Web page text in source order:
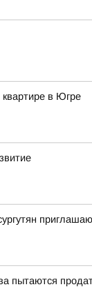
квартире в Югре
пытаются